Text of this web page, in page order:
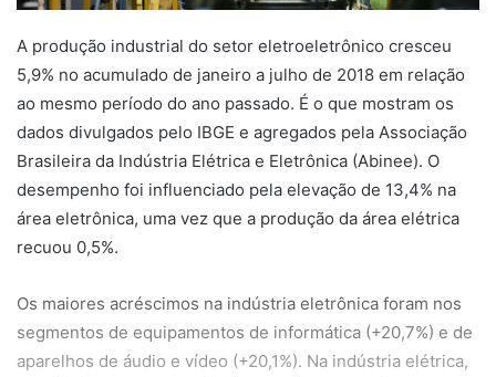
A produção industrial do setor eletroeletrônico cresceu
5,9% no acumulado de janeiro a julho de 2018 em relação
ao mesmo período do ano passado. É o que mostram os
dados divulgados pelo IBGE e agregados pela Associação
Brasileira da Indústria Elétrica e Eletrônica (Abinee). O
desempenho foi influenciado pela elevação de 13,4% na
área eletrônica, uma vez que a produção da área elétrica
recuou 0,5%.
Os maiores acréscimos na indústria eletrônica foram nos
segmentos de equipamentos de informática (+20,7%) e de
aparelhos de áudio e vídeo (+20,1%). Na indústria elétrica,